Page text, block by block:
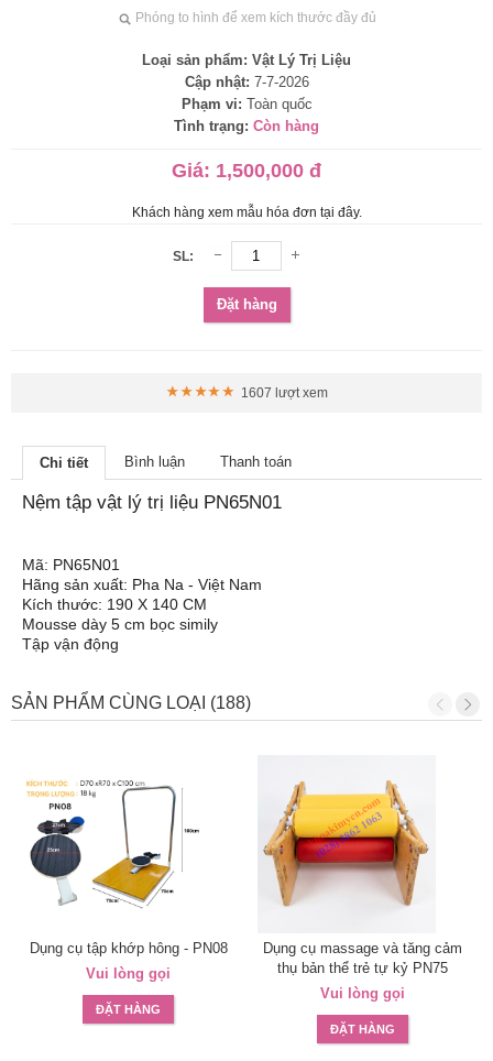
Phóng to hình để xem kích thước đầy đủ
Loại sản phẩm: Vật Lý Trị Liệu
Cập nhật: 7-7-2026
Phạm vi: Toàn quốc
Tình trạng: Còn hàng
Giá: 1,500,000 đ
Khách hàng xem mẫu hóa đơn tại đây.
SL:
Đặt hàng
1607 lượt xem
Chi tiết Bình luận Thanh toán
Nệm tập vật lý trị liệu PN65N01
Mã: PN65N01
Hãng sản xuất: Pha Na - Việt Nam
Kích thước: 190 X 140 CM
Mousse dày 5 cm bọc simily
Tập vận động
SẢN PHẨM CÙNG LOẠI (188)
Dụng cụ tập khớp hông - PN08
Vui lòng gọi
ĐẶT HÀNG
Dụng cụ massage và tăng cảm
thụ bản thể trẻ tự kỷ PN75
Vui lòng gọi
ĐẶT HÀNG